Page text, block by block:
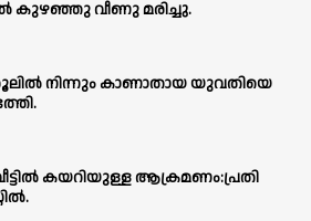
കുഴഞ്ഞു വീണു മരിച്ചു.
നിന്നും കാണാതായ യുവതിയെ
കയറിയുള്ള ആക്രമണം:പ്രതി